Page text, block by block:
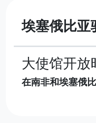
埃塞俄比亚
大使馆开放
在南非和埃塞俄